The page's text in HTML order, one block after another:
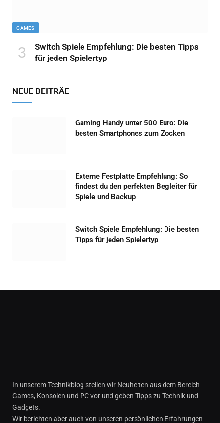
GAMES
Switch Spiele Empfehlung: Die besten Tipps
für jeden Spielertyp
NEUE BEITRÄE
Gaming Handy unter 500 Euro: Die
besten Smartphones zum Zocken
Externe Festplatte Empfehlung: So
findest du den perfekten Begleiter für
Spiele und Backup
Switch Spiele Empfehlung: Die besten
Tipps für jeden Spielertyp
In unserem Technikblog stellen wir Neuheiten aus dem Bereich
Games, Konsolen und PC vor und geben Tipps zu Technik und
Gadgets.
Wir berichten aber auch von unseren persönlichen Erfahrungen